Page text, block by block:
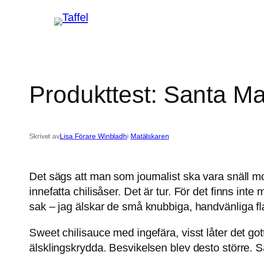
Produkttest: Santa
Skrivet avLisa Förare Winbladhi Matälskaren
Det sägs att man som journalist ska vara snäll
innefatta chilisåser. Det är tur. För det finns inte
sak – jag älskar de små knubbiga, handvänliga
Sweet chilisauce med ingefära, visst låter det
älsklingskrydda. Besvikelsen blev desto större.